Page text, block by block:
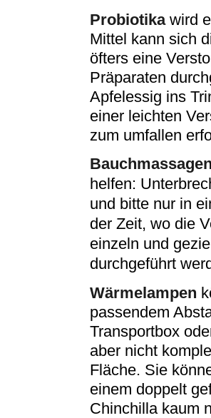
Probiotikawird
Mittel kann sich
öfters eine
Präparaten
Apfelessig ins
einer leichten
zum umfallen
Bauchmassagen
helfen:
und bitte nur in
der Zeit, wo die
einzeln und
durchgeführt
Wärmelampen
passendem
Transportbox
aber nicht
Fläche. Sie
einem doppelt
Chinchilla kaum